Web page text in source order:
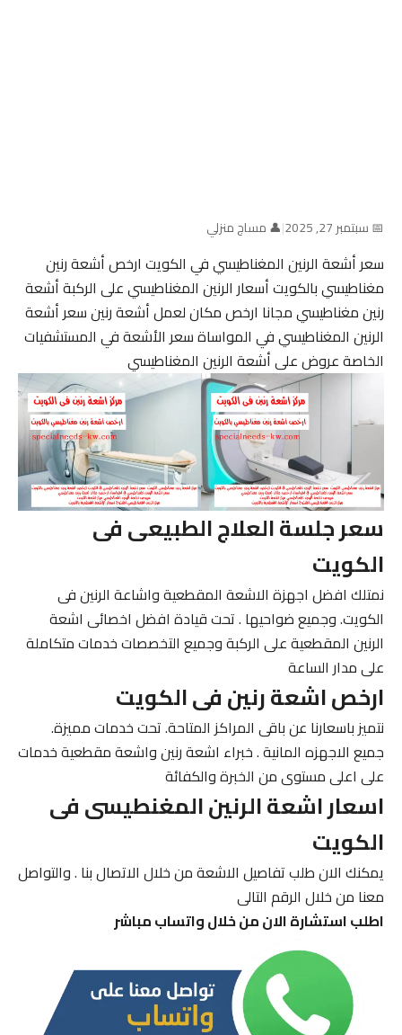
📅 سبتمبر 27, 2025 |👤 مساج منزلي
سعر أشعة الرنين المغناطيسي في الكويت ارخص أشعة رنين
مغناطيسي بالكويت أسعار الرنين المغناطيسي على الركبة أشعة
رنين مغناطيسي مجانا ارخص مكان لعمل أشعة رنين سعر أشعة
الرنين المغناطيسي في المواساة سعر الأشعة في المستشفيات
الخاصة عروض على أشعة الرنين المغناطيسي
سعر جلسة العلاج الطبيعى فى
الكويت
نمتلك افضل اجهزة الاشعة المقطعية واشاعة الرنين فى
الكويت. وجميع ضواحيها . تحت قيادة افضل اخصائى اشعة
الرنين المقطعية على الركبة وجميع التخصصات خدمات متكاملة
على مدار الساعة
ارخص اشعة رنين فى الكويت
نتميز باسعارنا عن باقى المراكز المتاحة. تحت خدمات مميزة.
جميع الاجهزه المانية . خبراء اشعة رنين واشعة مقطعية خدمات
على اعلى مستوى من الخبرة والكفائة
اسعار اشعة الرنين المغنطيسى فى
الكويت
يمكنك الان طلب تفاصيل الاشعة من خلال الاتصال بنا . والتواصل
معنا من خلال الرقم التالى
اطلب استشارة الان من خلال واتساب مباشر